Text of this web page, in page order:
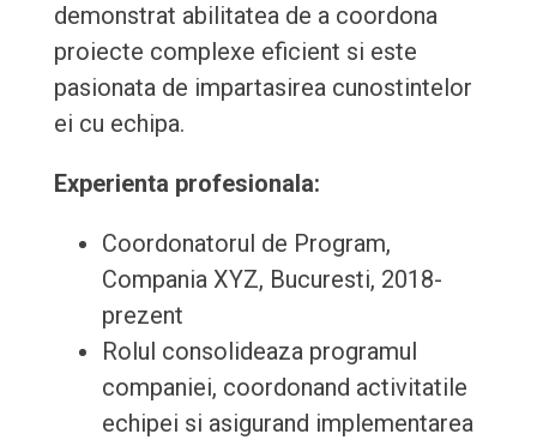
demonstrat abilitatea de a coordona
proiecte complexe eficient si este
pasionata de impartasirea cunostintelor
ei cu echipa.
Experienta profesionala:
Coordonatorul de Program,
Compania XYZ, Bucuresti, 2018-
prezent
Rolul consolideaza programul
companiei, coordonand activitatile
echipei si asigurand implementarea